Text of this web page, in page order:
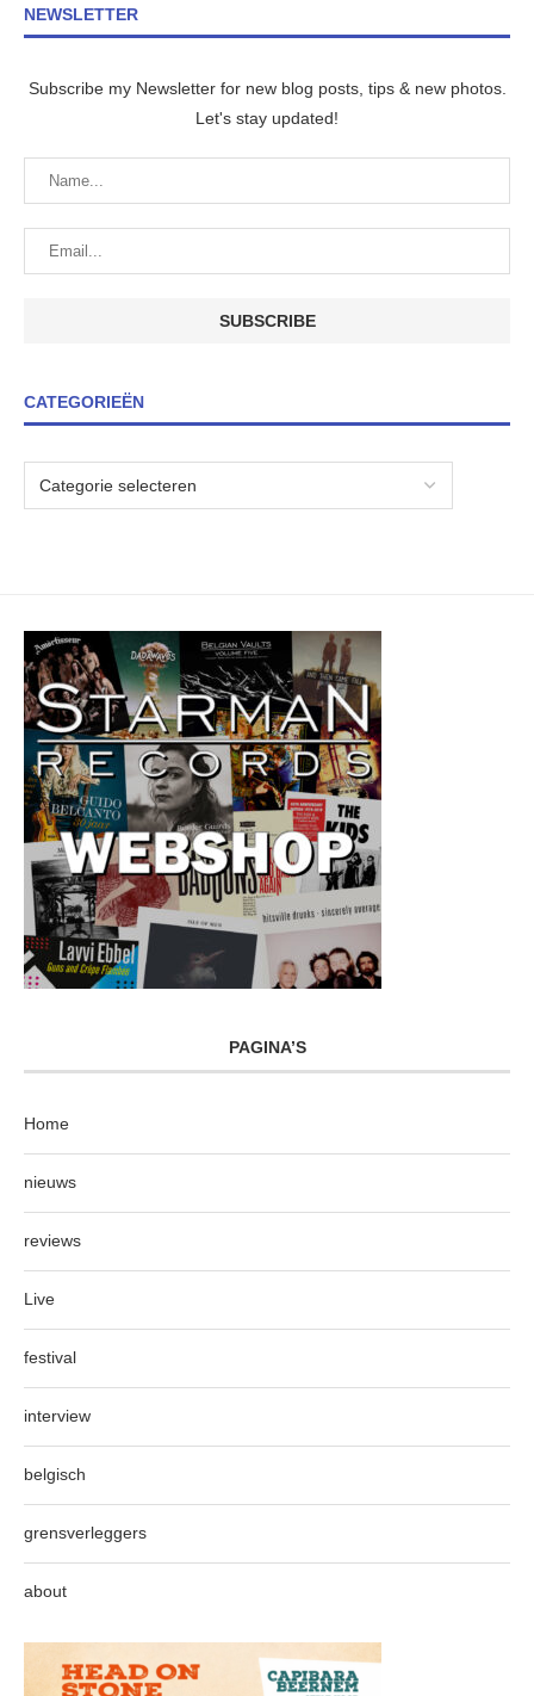
NEWSLETTER
Subscribe my Newsletter for new blog posts, tips & new photos.
Let's stay updated!
CATEGORIEËN
PAGINA’S
Home
nieuws
reviews
Live
festival
interview
belgisch
grensverleggers
about